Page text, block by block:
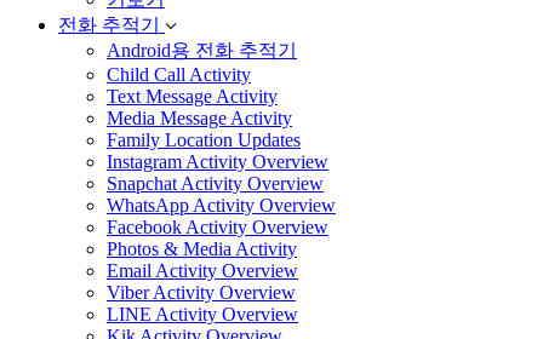
전화 추적기
Android용 전화 추적기
Child Call Activity
Text Message Activity
Media Message Activity
Family Location Updates
Instagram Activity Overview
Snapchat Activity Overview
WhatsApp Activity Overview
Facebook Activity Overview
Photos & Media Activity
Email Activity Overview
Viber Activity Overview
LINE Activity Overview